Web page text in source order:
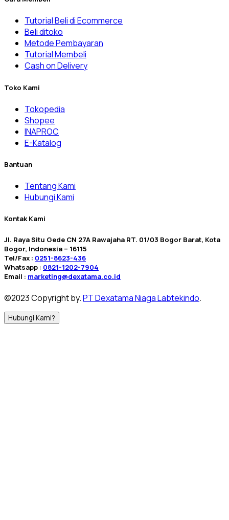
Tutorial Beli di Ecommerce
Beli ditoko
Metode Pembayaran
Tutorial Membeli
Cash on Delivery
Toko Kami
Tokopedia
Shopee
INAPROC
E-Katalog
Bantuan
Tentang Kami
Hubungi Kami
Kontak Kami
Jl. Raya Situ Gede CN 27A Rawajaha RT. 01/03 Bogor Barat, Kota
Bogor, Indonesia – 16115
Tel/Fax : 0251-8623-436
Whatsapp : 0821-1202-7904
Email : marketing@dexatama.co.id
©2023 Copyright by.PT Dexatama Niaga Labtekindo.
Hubungi Kami?